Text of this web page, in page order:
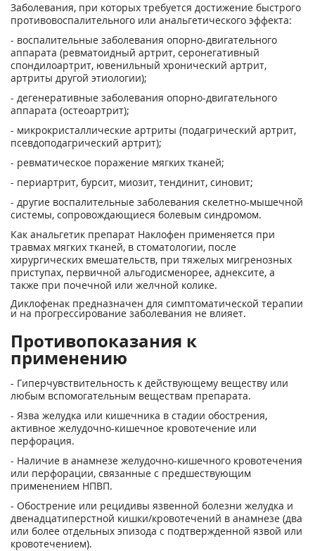
Заболевания, при которых требуется достижение быстрого
противовоспалительного или анальгетического эффекта:
- воспалительные заболевания опорно-двигательного
аппарата (ревматоидный артрит, серонегативный
спондилоартрит, ювенильный хронический артрит,
артриты другой этиологии);
- дегенеративные заболевания опорно-двигательного
аппарата (остеоартрит);
- микрокристаллические артриты (подагрический артрит,
псевдоподагрический артрит);
- ревматическое поражение мягких тканей;
- периартрит, бурсит, миозит, тендинит, синовит;
- другие воспалительные заболевания скелетно-мышечной
системы, сопровождающиеся болевым синдромом.
Как анальгетик препарат Наклофен применяется при
травмах мягких тканей, в стоматологии, после
хирургических вмешательств, при тяжелых мигренозных
приступах, первичной альгодисменорее, аднексите, а
также при почечной или желчной колике.
Диклофенак предназначен для симптоматической терапии
и на прогрессирование заболевания не влияет.
Противопоказания к
применению
- Гиперчувствительность к действующему веществу или
любым вспомогательным веществам препарата.
- Язва желудка или кишечника в стадии обострения,
активное желудочно-кишечное кровотечение или
перфорация.
- Наличие в анамнезе желудочно-кишечного кровотечения
или перфорации, связанные с предшествующим
применением НПВП.
- Обострение или рецидивы язвенной болезни желудка и
двенадцатиперстной кишки/кровотечений в анамнезе (два
или более отдельных эпизода с подтвержденной язвой или
кровотечением).